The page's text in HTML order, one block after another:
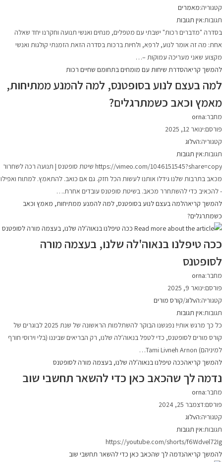
קטגוריה:מאמרים
תגובות:אין תגובות
בסדרה "מדברים רכות" ישבתי עם מטפלים, מנחים ואנשי תנועה וחקרנו יחד שאלה
אחת: מה זה אומר לנוע, לרפא, ולחיות ברכות בסדרה הזאת הזמנתי קולגות ואנשי
מקצוע שאני מעריכה עמוקות –…
להמשך קריאהסדרת שיחות עם מומחים בתחומם שחיים רכות
למה בעצם לנוע בסופטנס, למה להמנע ממתיחות,
מאמץ וכאב כשמתרגלים?
מחבר:orna
פורסם:ינואר 12, 2025
קטגוריה:הvלוג
תגובות:אין תגובות
https://vimeo.com/1046151545?share=copy שיטת סופטנס | תנועה רכה לשחרור
מכאב בתרבות שלנו גידלו אותנו לעשות הכל חזק. גם אם כואב. להתאמץ. למתוח ואפילו
- להכאיב כדי להשתחרר מכאב. בשיטת סופטנס עובדים אחרת.…
להמשך קריאהלמה בעצם לנוע בסופטנס, למה להמנע ממתיחות, מאמץ וכאב
כשמתרגלים?
ככה טיפלנו בנאוה'לה שלנו, בעצמה מורה
לסופטנס
מחבר:orna
פורסם:ינואר 9, 2025
קטגוריה:הvלוג /קורס מורים
תגובות:אין תגובות
כל כך מרגש אותי! נפגשנו הבוקר להשתלמות הראשונה של שנת 2025 לבוגרים של
קורס מורים לסופטנס, כדי לטפל בנאוה'לה שלנו, רק הבריאים שביננו (בלי וירוסי חורף
למיניהם) Tami Livneh Arnon…
להמשך קריאהככה טיפלנו בנאוה'לה שלנו, בעצמה מורה לסופטנס
נדמה לך שהכאב כאן כדי להשאר תחשבי שוב
מחבר:orna
פורסם:דצמבר 25, 2024
קטגוריה:הvלוג
תגובות:אין תגובות
https://youtube.com/shorts/f6Wdvel72Ig
להמשך קריאהנדמה לך שהכאב כאן כדי להשאר תחשבי שוב